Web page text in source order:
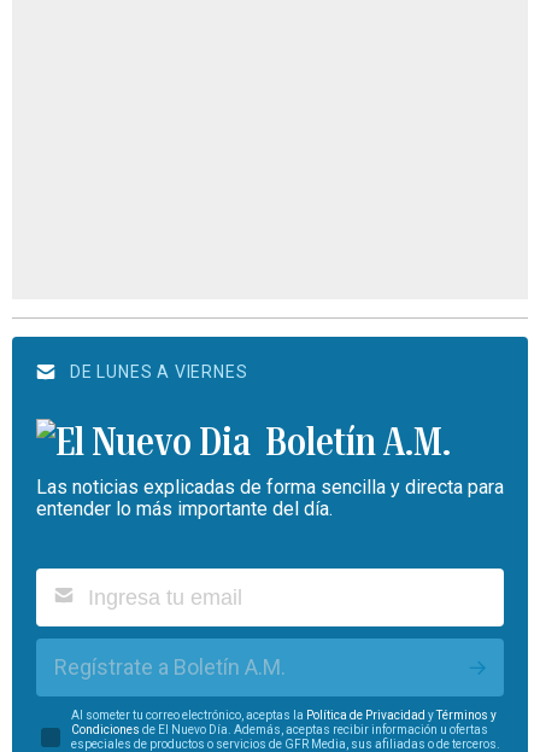
DE LUNES A VIERNES
Boletín A.M.
Las noticias explicadas de forma sencilla y directa para
entender lo más importante del día.
Regístrate a Boletín A.M.
Al someter tu correo electrónico, aceptas la Política de Privacidad yTérminos y
Condiciones de El Nuevo Día. Además, aceptas recibir información u ofertas
especiales de productos o servicios de GFR Media, sus afiliadas o de terceros.